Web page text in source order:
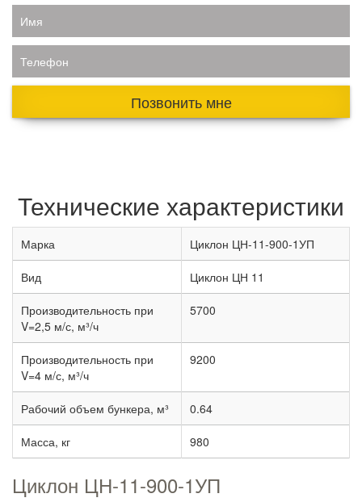
Имя
Телефон
Позвонить мне
Технические характеристики
Марка Циклон ЦН-11-900-1УП
Вид Циклон ЦН 11
Производительность при
V=2,5 м/с, м³/ч
5700
Производительность при
V=4 м/с, м³/ч
9200
Рабочий объем бункера, м³ 0.64
Масса, кг 980
Циклон ЦН-11-900-1УП